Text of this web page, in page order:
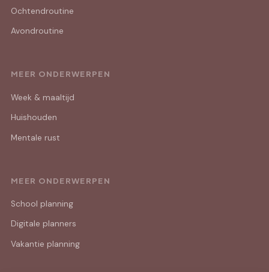
Ochtendroutine
Avondroutine
MEER ONDERWERPEN
Week & maaltijd
Huishouden
Mentale rust
MEER ONDERWERPEN
School planning
Digitale planners
Vakantie planning